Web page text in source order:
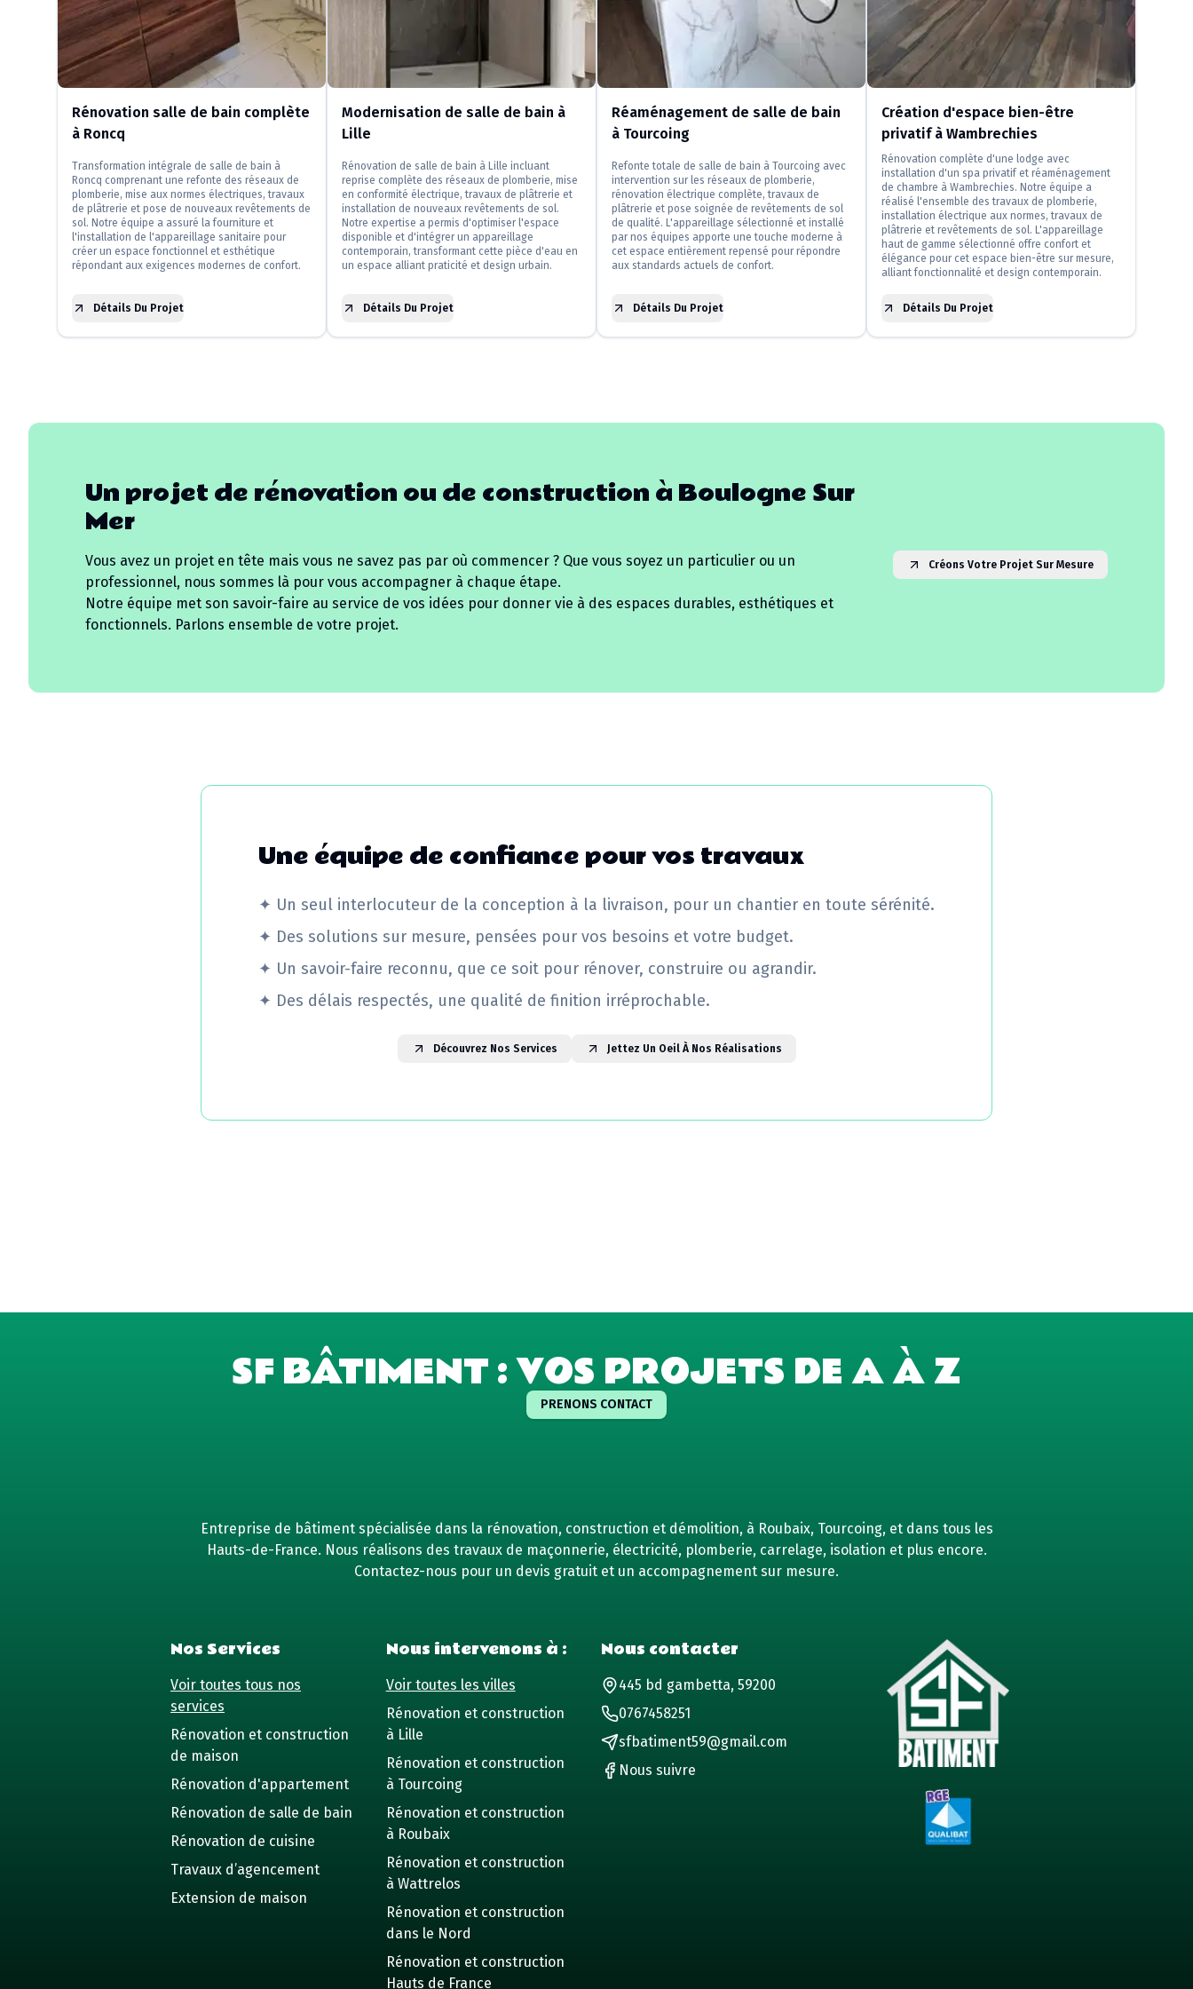
Rénovation salle de bain complète
à Roncq
Transformation intégrale de salle de bain à
Roncq comprenant une refonte des réseaux de
plomberie, mise aux normes électriques, travaux
de plâtrerie et pose de nouveaux revêtements de
sol. Notre équipe a assuré la fourniture et
l'installation de l'appareillage sanitaire pour
créer un espace fonctionnel et esthétique
répondant aux exigences modernes de confort.
Détails Du Projet
Modernisation de salle de bain à
Lille
Rénovation de salle de bain à Lille incluant
reprise complète des réseaux de plomberie, mise
en conformité électrique, travaux de plâtrerie et
installation de nouveaux revêtements de sol.
Notre expertise a permis d'optimiser l'espace
disponible et d'intégrer un appareillage
contemporain, transformant cette pièce d'eau en
un espace alliant praticité et design urbain.
Détails Du Projet
Réaménagement de salle de bain
à Tourcoing
Refonte totale de salle de bain à Tourcoing avec
intervention sur les réseaux de plomberie,
rénovation électrique complète, travaux de
plâtrerie et pose soignée de revêtements de sol
de qualité. L'appareillage sélectionné et installé
par nos équipes apporte une touche moderne à
cet espace entièrement repensé pour répondre
aux standards actuels de confort.
Détails Du Projet
Création d'espace bien-être
privatif à Wambrechies
Rénovation complète d'une lodge avec
installation d'un spa privatif et réaménagement
de chambre à Wambrechies. Notre équipe a
réalisé l'ensemble des travaux de plomberie,
installation électrique aux normes, travaux de
plâtrerie et revêtements de sol. L'appareillage
haut de gamme sélectionné offre confort et
élégance pour cet espace bien-être sur mesure,
alliant fonctionnalité et design contemporain.
Détails Du Projet
Un projet de rénovation ou de construction àBoulogne Sur
Mer
Vous avez un projet en tête mais vous ne savez pas par où commencer ? Que vous soyez un particulier ou un
professionnel, nous sommes là pour vous accompagner à chaque étape.
Notre équipe met son savoir-faire au service de vos idées pour donner vie à des espaces durables, esthétiques et
fonctionnels. Parlons ensemble de votre projet.
Créons Votre Projet Sur Mesure
Une équipe de confiance pour vos travaux
✦ Un seul interlocuteur de la conception à la livraison, pour un chantier en toute sérénité.
✦ Des solutions sur mesure, pensées pour vos besoins et votre budget.
✦ Un savoir-faire reconnu, que ce soit pour rénover, construire ou agrandir.
✦ Des délais respectés, une qualité de finition irréprochable.
Découvrez Nos Services Jettez Un Oeil À Nos Réalisations
SF BÂTIMENT : VOS PROJETS DE A À Z
PRENONS CONTACT
Entreprise de bâtiment spécialisée dans la rénovation, construction et démolition, à Roubaix, Tourcoing, et dans tous les
Hauts-de-France. Nous réalisons des travaux de maçonnerie, électricité, plomberie, carrelage, isolation et plus encore.
Contactez-nous pour un devis gratuit et un accompagnement sur mesure.
Nos Services
Voir toutes tous nos
services
Rénovation et construction
de maison
Rénovation d'appartement
Rénovation de salle de bain
Rénovation de cuisine
Travaux d’agencement
Extension de maison
Nous intervenons à :
Voir toutes les villes
Rénovation et construction
à Lille
Rénovation et construction
à Tourcoing
Rénovation et construction
à Roubaix
Rénovation et construction
à Wattrelos
Rénovation et construction
dans le Nord
Rénovation et construction
Hauts de France
Nous contacter
445 bd gambetta, 59200
0767458251
sfbatiment59@gmail.com
Nous suivre